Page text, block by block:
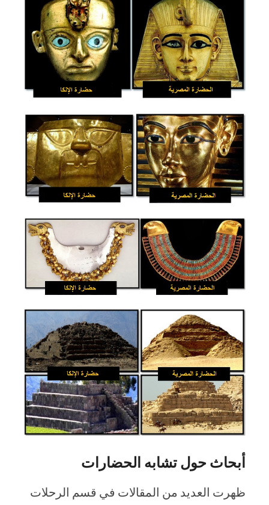
أبحاث حول تشابه الحضارات
ظهرت العديد من المقالات في قسم الرحلات